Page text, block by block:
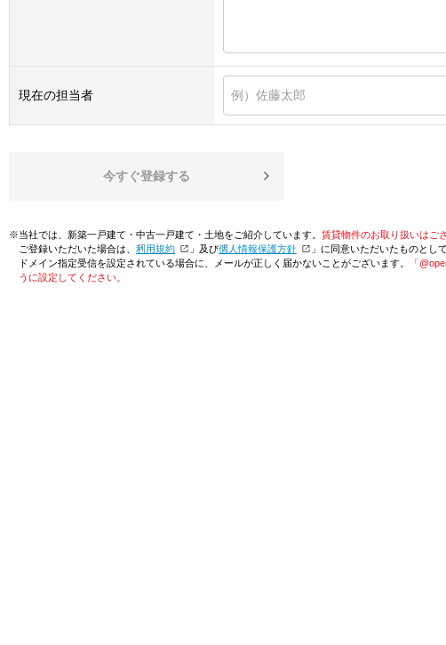
現在の担当者
今すぐ登録する
※当社では、新築一戸建て・中古一戸建て・土地をご紹介しています。 賃貸物件のお取り扱いはご
ご登録いただいた場合は、「利用規約 」及び「個人情報保護方針
」に同意いただいたものとし
ドメイン指定受信を設定されている場合に、メールが正しく届かないことがございます。
「
うに設定してください。